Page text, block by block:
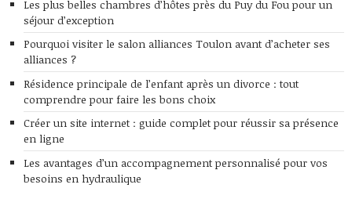
Les plus belles chambres d’hôtes près du Puy du Fou pour un
séjour d’exception
Pourquoi visiter le salon alliances Toulon avant d’acheter ses
alliances ?
Résidence principale de l’enfant après un divorce : tout
comprendre pour faire les bons choix
Créer un site internet : guide complet pour réussir sa présence
en ligne
Les avantages d’un accompagnement personnalisé pour vos
besoins en hydraulique